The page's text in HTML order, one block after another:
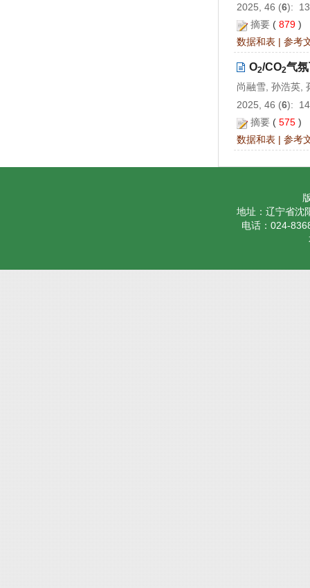
2025, 46 (6):
摘要 ( 879 )
数据和表 | 参考
O2/CO2气
尚融雪, 孙浩英,
2025, 46 (6):
摘要 ( 575 )
数据和表 | 参考
地址：辽宁省沈
电话：024-